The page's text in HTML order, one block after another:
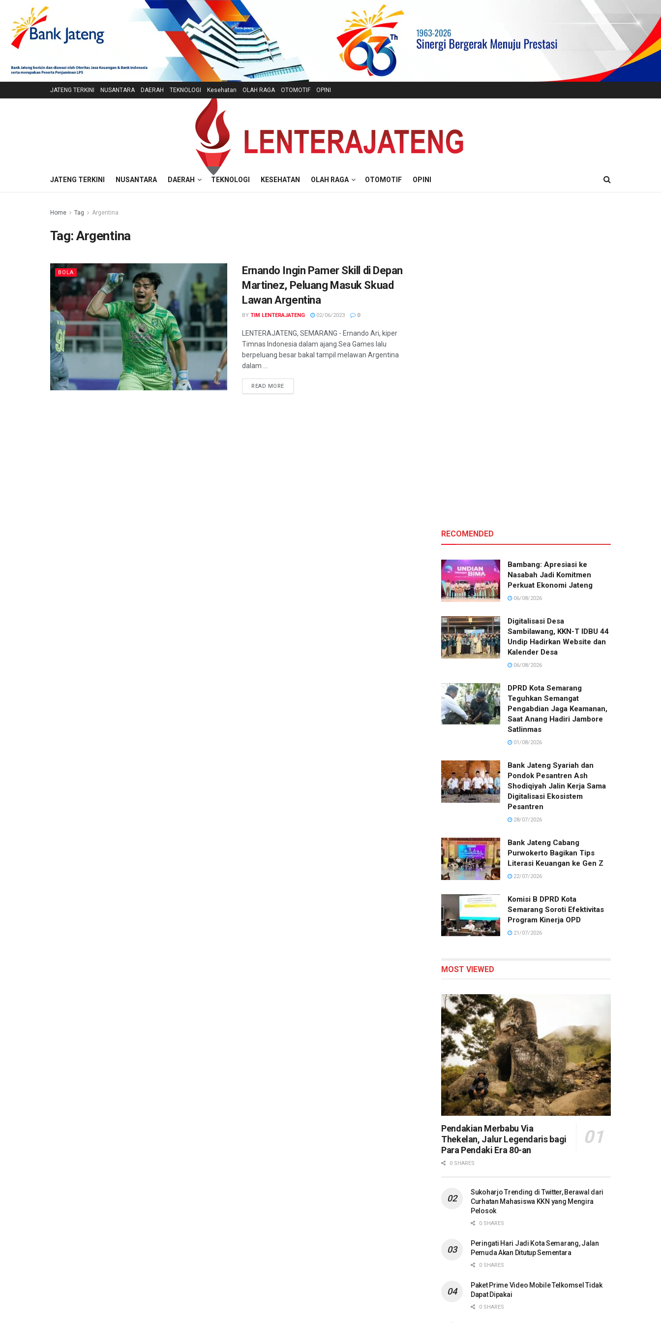
JATENG TERKINI NUSANTARA DAERAH TEKNOLOGI Kesehatan OLAH RAGA OTOMOTIF OPINI
JATENG TERKINI NUSANTARA DAERAH TEKNOLOGI KESEHATAN OLAH RAGA OTOMOTIF OPINI
Home Tag Argentina
Tag:Argentina
BOLA
Ernando Ingin Pamer Skill di Depan
Martinez, Peluang Masuk Skuad
Lawan Argentina
BY TIM LENTERAJATENG 02/06/2023 0
LENTERAJATENG, SEMARANG - Ernando Ari, kiper
Timnas Indonesia dalam ajang Sea Games lalu
berpeluang besar bakal tampil melawan Argentina
dalam ...
READ MOREDETAILS
RECOMENDED
Bambang: Apresiasi ke
Nasabah Jadi Komitmen
Perkuat Ekonomi Jateng
06/08/2026
Digitalisasi Desa
Sambilawang, KKN-T IDBU 44
Undip Hadirkan Website dan
Kalender Desa
06/08/2026
DPRD Kota Semarang
Teguhkan Semangat
Pengabdian Jaga Keamanan,
Saat Anang Hadiri Jambore
Satlinmas
01/08/2026
Bank Jateng Syariah dan
Pondok Pesantren Ash
Shodiqiyah Jalin Kerja Sama
Digitalisasi Ekosistem
Pesantren
28/07/2026
Bank Jateng Cabang
Purwokerto Bagikan Tips
Literasi Keuangan ke Gen Z
22/07/2026
Komisi B DPRD Kota
Semarang Soroti Efektivitas
Program Kinerja OPD
21/07/2026
MOST VIEWED
Pendakian Merbabu Via
Thekelan, Jalur Legendaris bagi
Para Pendaki Era 80-an
0 SHARES
Sukoharjo Trending di Twitter, Berawal dari
Curhatan Mahasiswa KKN yang Mengira
Pelosok
0 SHARES
Peringati Hari Jadi Kota Semarang, Jalan
Pemuda Akan Ditutup Sementara
0 SHARES
Paket Prime Video Mobile Telkomsel Tidak
Dapat Dipakai
0 SHARES